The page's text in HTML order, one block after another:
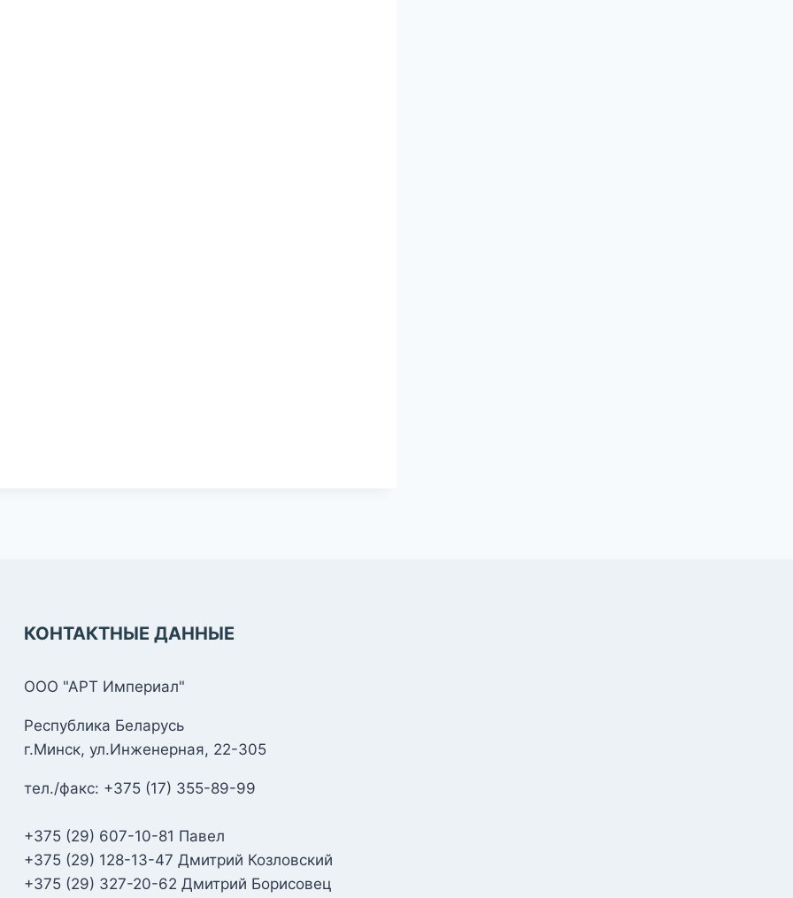
КОНТАКТНЫЕ ДАННЫЕ
ООО "АРТ Империал"
Республика Беларусь
г.Минск, ул.Инженерная, 22-305
тел./факс: +375 (17) 355-89-99
+375 (29) 607-10-81 Павел
+375 (29) 128-13-47 Дмитрий Козловский
+375 (29) 327-20-62 Дмитрий Борисовец